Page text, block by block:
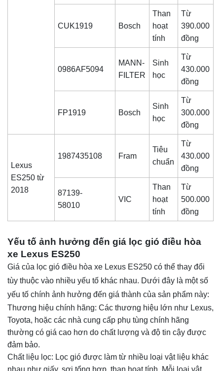
CUK1919 Bosch
Than
hoạt
tính
Từ
390.000
đồng
0986AF5094
MANN-
FILTER
Sinh
học
Từ
430.000
đồng
FP1919 Bosch
Sinh
học
Từ
300.000
đồng
Lexus
ES250 từ
2018
1987435108 Fram
Tiêu
chuẩn
Từ
430.000
đồng
87139-
58010
VIC
Than
hoạt
tính
Từ
500.000
đồng
Yếu tố ảnh hưởng đến giá lọc gió điều hòa
xe Lexus ES250
Giá của lọc gió điều hòa xe Lexus ES250 có thể thay đổi
tùy thuộc vào nhiều yếu tố khác nhau. Dưới đây là một số
yếu tố chính ảnh hưởng đến giá thành của sản phẩm này:
Thương hiệu chính hãng: Các thương hiệu lớn như Lexus,
Toyota, hoặc các nhà cung cấp phụ tùng chính hãng
thường có giá cao hơn do chất lượng và độ tin cậy được
đảm bảo.
Chất liệu lọc: Lọc gió được làm từ nhiều loại vật liệu khác
nhau như giấy, sợi tổng hợp, than hoạt tính. Mỗi loại vật